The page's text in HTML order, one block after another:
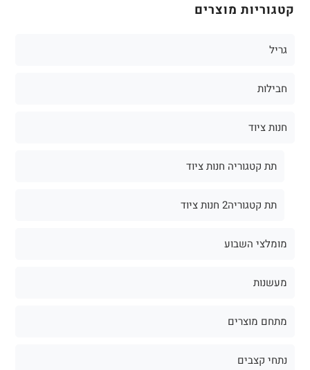
קטגוריות מוצרים
גריל
חבילות
חנות ציוד
תת קטגוריה חנות ציוד
תת קטגוריה2 חנות ציוד
מומלצי השבוע
מעשנות
מתחם מוצרים
נתחי קצבים